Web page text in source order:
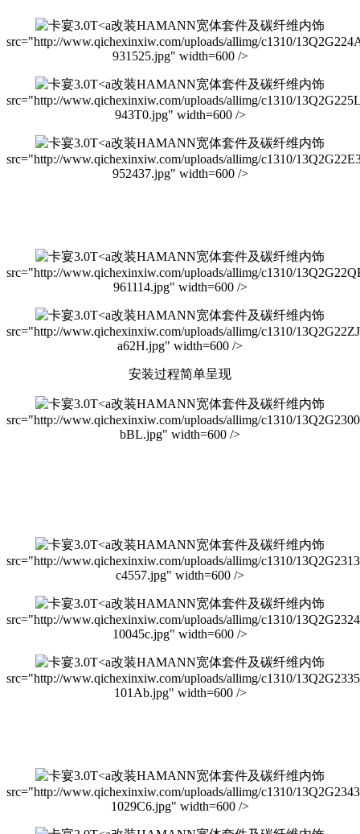
改装HAMANN宽体套件及碳纤维内饰
src="http://www.qichexinxiw.com/uploads/allimg/c1310/
931525.jpg" width=600 />
改装HAMANN宽体套件及碳纤维内饰
src="http://www.qichexinxiw.com/uploads/allimg/c1310/
943T0.jpg" width=600 />
改装HAMANN宽体套件及碳纤维内饰
src="http://www.qichexinxiw.com/uploads/allimg/c1310/
952437.jpg" width=600 />
改装HAMANN宽体套件及碳纤维内饰
src="http://www.qichexinxiw.com/uploads/allimg/c1310/
961114.jpg" width=600 />
改装HAMANN宽体套件及碳纤维内饰
src="http://www.qichexinxiw.com/uploads/allimg/c1310/
a62H.jpg" width=600 />
安装过程简单呈现
改装HAMANN宽体套件及碳纤维内饰
src="http://www.qichexinxiw.com/uploads/allimg/c1310/
bBL.jpg" width=600 />
改装HAMANN宽体套件及碳纤维内饰
src="http://www.qichexinxiw.com/uploads/allimg/c1310/
c4557.jpg" width=600 />
改装HAMANN宽体套件及碳纤维内饰
src="http://www.qichexinxiw.com/uploads/allimg/c1310/
10045c.jpg" width=600 />
改装HAMANN宽体套件及碳纤维内饰
src="http://www.qichexinxiw.com/uploads/allimg/c1310/
101Ab.jpg" width=600 />
改装HAMANN宽体套件及碳纤维内饰
src="http://www.qichexinxiw.com/uploads/allimg/c1310/
1029C6.jpg" width=600 />